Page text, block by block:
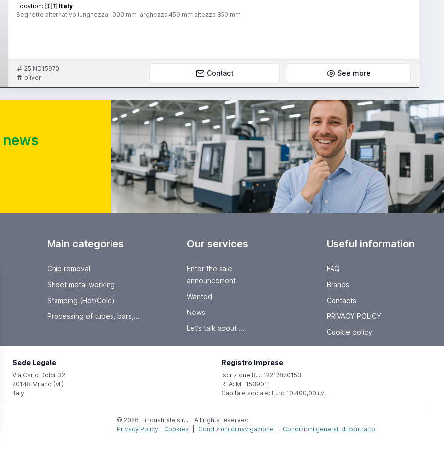
Location: 🇮🇹 Italy
Seghetto alternativo lunghezza 1000 mm larghezza 450 mm altezza 850 mm
25IND15970
oliveri
Contact See more
Main categories
Chip removal
Sheet metal working
Stamping (Hot/Cold)
Processing of tubes, bars,...
Our services
Enter the sale
announcement
Wanted
News
Let’s talk about ...
Useful information
FAQ
Brands
Contacts
PRIVACY POLICY
Cookie policy
Sede Legale
Via Carlo Dolci, 32
20148 Milano (MI)
Italy
Registro Imprese
Iscrizione R.I.: 12212870153
REA: MI-1539011
Capitale sociale: Euro 10.400,00 i.v.
© 2026 L'industriale s.r.l. - All rights reserved
Privacy Policy - Cookies
Condizioni di navigazione Condizioni generali di contratto